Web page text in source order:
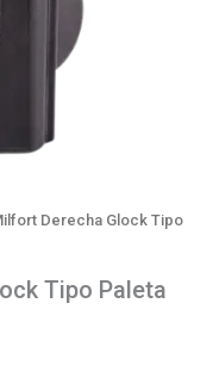
Derecha Glock Tipo
Tipo Paleta